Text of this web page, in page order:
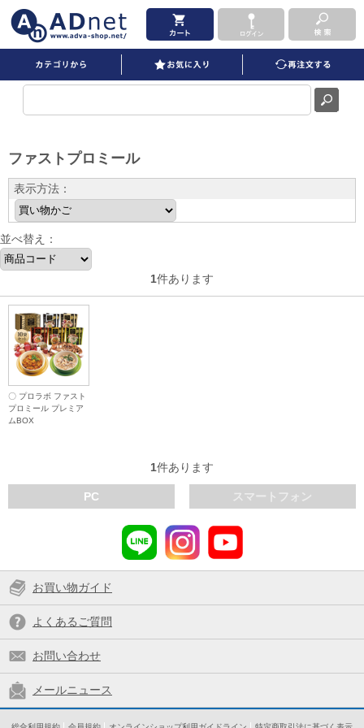
ファストプロミール
表示方法：
並べ替え：
1件あります
〇 プロラボ ファスト
プロミール プレミア
ムBOX
1件あります
スマートフォン
PC
お買い物ガイド
よくあるご質問
お問い合わせ
メールニュース